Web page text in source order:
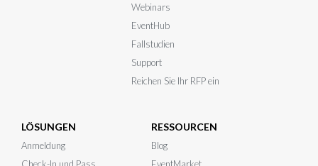
Webinars
EventHub
Fallstudien
Support
Reichen Sie Ihr RFP ein
LÖSUNGEN
Anmeldung
RESSOURCEN
Blog